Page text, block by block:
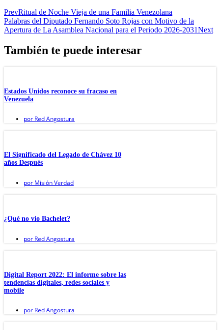
PrevRitual de Noche Vieja de una Familia Venezolana
Palabras del Diputado Fernando Soto Rojas con Motivo de la
Apertura de La Asamblea Nacional para el Periodo 2026-2031Next
También te puede interesar
Estados Unidos reconoce su fracaso en
Venezuela
por Red Angostura
El Significado del Legado de Chávez 10
años Después
por Misión Verdad
¿Qué no vio Bachelet?
por Red Angostura
Digital Report 2022: El informe sobre las
tendencias digitales, redes sociales y
mobile
por Red Angostura